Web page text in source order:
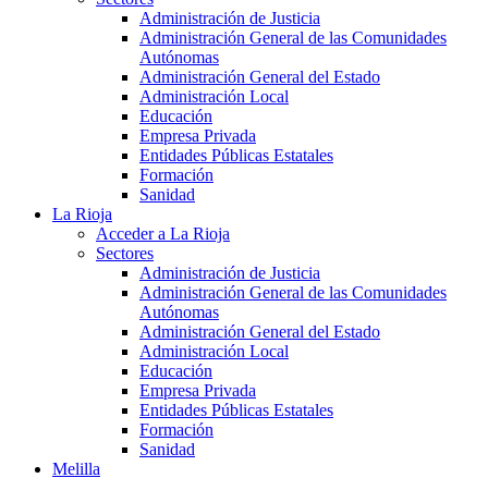
Administración de Justicia
Administración General de las Comunidades
Autónomas
Administración General del Estado
Administración Local
Educación
Empresa Privada
Entidades Públicas Estatales
Formación
Sanidad
La Rioja
Acceder a La Rioja
Sectores
Administración de Justicia
Administración General de las Comunidades
Autónomas
Administración General del Estado
Administración Local
Educación
Empresa Privada
Entidades Públicas Estatales
Formación
Sanidad
Melilla